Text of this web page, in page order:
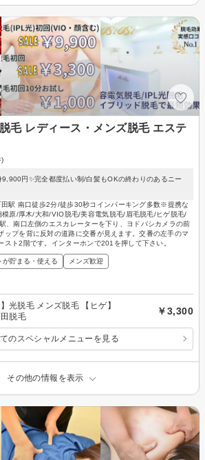
毛 レディース・メンズ脱毛 エステ
)
円✨完全都度払い制/白髪もOKの終わりのあるニー
駅 南口徒歩2分/徒歩30秒コインパーキング多数※提携な
模原/厚木/大和/VIO脱毛/美容電気脱毛/眉毛脱毛/ヒゲ脱毛/
、南口左側のエスカレーターを下り、ヨドバシカメラの前
ップを背に反対の道路に交番が見えます。交番の左手のマ
スト2階です。インターホンで201を押して下さい。
が貯まる・使える メンズ歓迎
光脱毛 メンズ脱毛 【ヒゲ】
脱毛
￥3,300
のスペシャルメニューを見る
その他の情報を表示